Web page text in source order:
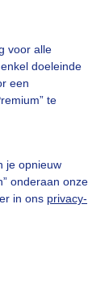
voor alle
doeleinde
een
te
je opnieuw
onderaan onze
in ons privacy-